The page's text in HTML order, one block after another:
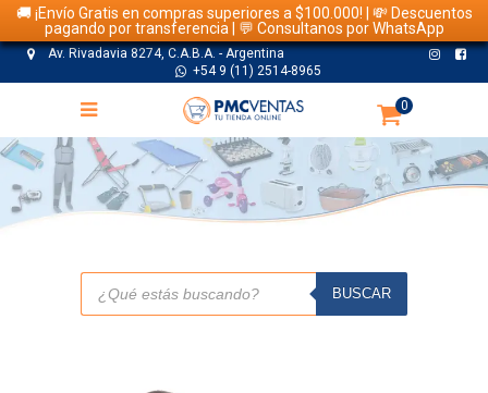
🚚 ¡Envío Gratis en compras superiores a $100.000! | 💸 Descuentos
pagando por transferencia | 💬 Consultanos por WhatsApp
Av. Rivadavia 8274, C.A.B.A. - Argentina
+54 9 (11) 2514-8965
0
TIENDA
Búsqueda
productos
BUSCAR